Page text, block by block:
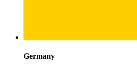
Germany